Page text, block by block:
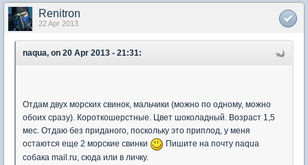
Renitron
22 Apr 2013
naqua, on 20 Apr 2013 - 21:31:
Отдам двух морских свинок, мальчики (можно по одному, можно
обоих сразу). Короткошерстные. Цвет шоколадный. Возраст 1,5
мес. Отдаю без приданого, поскольку это приплод, у меня
остаются еще 2 морские свинки
Пишите на почту naqua
собака mail.ru, сюда или в личку.